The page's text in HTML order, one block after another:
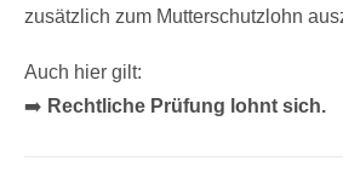
zusätzlich zum Mutterschutzlohn
Auch hier gilt:
➡️ Rechtliche Prüfung lohnt sich.